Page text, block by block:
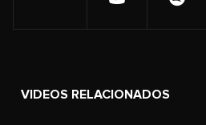
VIDEOS RELACIONADOS